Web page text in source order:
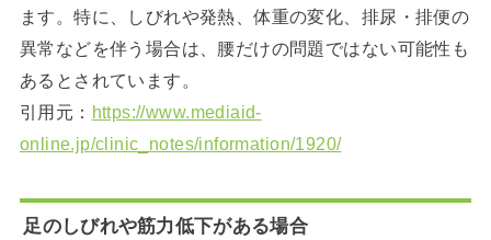
ます。特に、しびれや発熱、体重の変化、排尿・排便の
異常などを伴う場合は、腰だけの問題ではない可能性も
あるとされています。
引用元： https://www.mediaid-
online.jp/clinic_notes/information/1920/
足のしびれや筋力低下がある場合